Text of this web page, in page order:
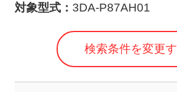
対象型式： 3DA-P87AH01
検索条件を変更